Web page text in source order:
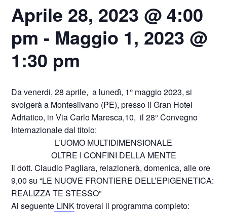
Aprile 28, 2023 @ 4:00
pm - Maggio 1, 2023 @
1:30 pm
Da venerdi, 28 aprile, a lunedì, 1° maggio 2023, si
svolgerà a Montesilvano (PE), presso il Gran Hotel
Adriatico, in Via Carlo Maresca,10, il 28° Convegno
Internazionale dal titolo:
L’UOMO MULTIDIMENSIONALE
OLTRE I CONFINI DELLA MENTE
Il dott. Claudio Pagliara, relazionerà, domenica, alle ore
9,00 su “LE NUOVE FRONTIERE DELL’EPIGENETICA:
REALIZZA TE STESSO”
Al seguente LINKtroverai il programma completo: